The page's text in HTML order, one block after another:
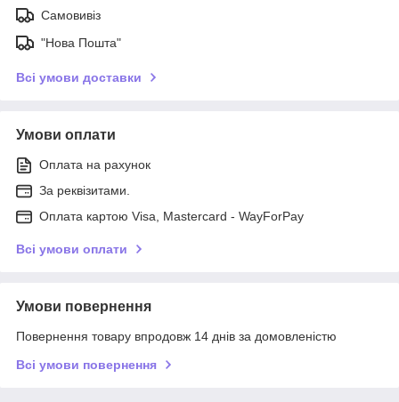
Самовивіз
"Нова Пошта"
Всі умови доставки
Умови оплати
Оплата на рахунок
За реквізитами.
Оплата картою Visa, Mastercard - WayForPay
Всі умови оплати
Умови повернення
Повернення товару впродовж 14 днів за домовленістю
Всі умови повернення